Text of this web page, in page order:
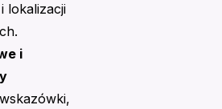
lokalizacji
i